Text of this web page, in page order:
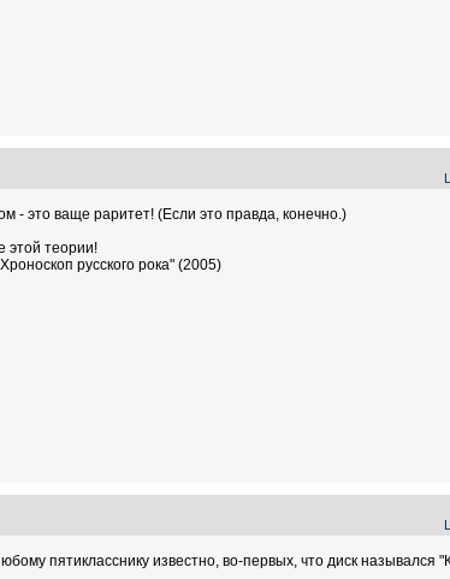
- это ваще раритет! (Если это правда, конечно.)
этой теории!
русского рока" (2005)
пятикласснику известно, во-первых, что диск назывался